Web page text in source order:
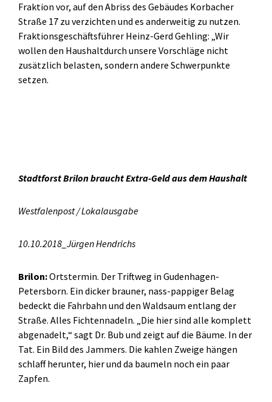
Fraktion vor, auf den Abriss des Gebäudes Korbacher
Straße 17 zu verzichten und es anderweitig zu nutzen.
Fraktionsgeschäftsführer Heinz-Gerd Gehling: „Wir
wollen den Haushaltdurch unsere Vorschläge nicht
zusätzlich belasten, sondern andere Schwerpunkte
setzen.
Stadtforst Brilon braucht Extra-Geld aus dem Haushalt
Westfalenpost / Lokalausgabe
10.10.2018_Jürgen Hendrichs
Brilon:Ortstermin. Der Triftweg in Gudenhagen-
Petersborn. Ein dicker brauner, nass-pappiger Belag
bedeckt die Fahrbahn und den Waldsaum entlang der
Straße. Alles Fichtennadeln. „Die hier sind alle komplett
abgenadelt,“ sagt Dr. Bub und zeigt auf die Bäume. In der
Tat. Ein Bild des Jammers. Die kahlen Zweige hängen
schlaff herunter, hier und da baumeln noch ein paar
Zapfen.